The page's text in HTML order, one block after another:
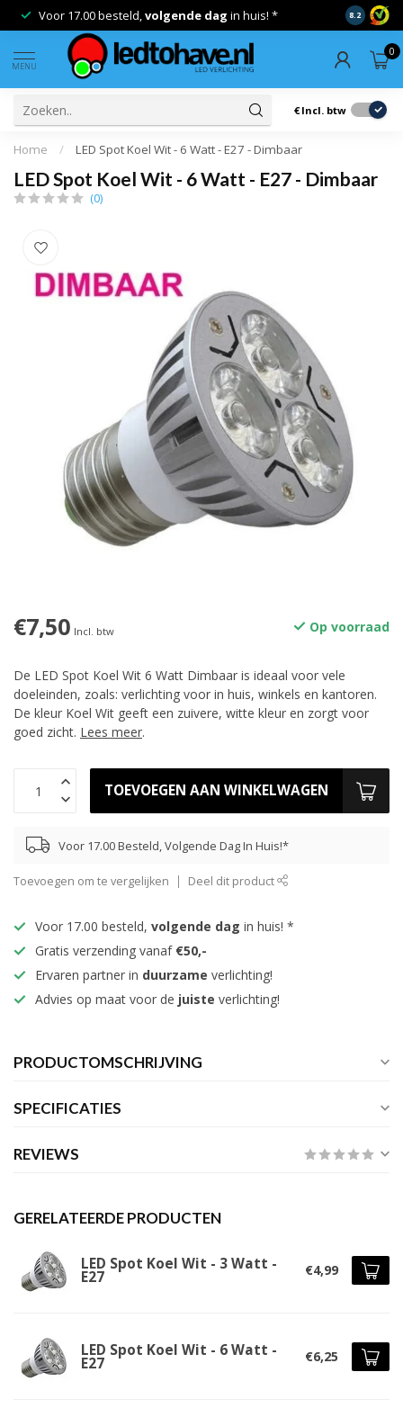
Voor 17.00 besteld,volgende dag in huis! * Gratis
8.2
MENU
0
€ Incl. btw
Home / LED Spot Koel Wit - 6 Watt - E27 - Dimbaar
LED Spot Koel Wit - 6 Watt - E27 - Dimbaar
(0)
€7,50 Incl. btw Op voorraad
De LED Spot Koel Wit 6 Watt Dimbaar is ideaal voor vele
doeleinden, zoals: verlichting voor in huis, winkels en kantoren.
De kleur Koel Wit geeft een zuivere, witte kleur en zorgt voor
goed zicht. Lees meer.
TOEVOEGEN AAN WINKELWAGEN
Voor 17.00 Besteld, Volgende Dag In Huis!*
Toevoegen om te vergelijken Deel dit product
Voor 17.00 besteld, volgende dag in huis! *
Gratis verzending vanaf €50,-
Ervaren partner in duurzame verlichting!
Advies op maat voor de juiste verlichting!
PRODUCTOMSCHRIJVING
SPECIFICATIES
REVIEWS
GERELATEERDE PRODUCTEN
LED Spot Koel Wit - 3 Watt -
E27 €4,99
LED Spot Koel Wit - 6 Watt -
E27 €6,25